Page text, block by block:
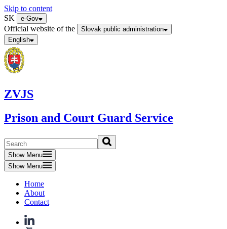
Skip to content
SK
e-Gov
Official website of the
Slovak public administration
English
ZVJS
Prison and Court Guard Service
Show Menu
Show Menu
Home
About
Contact